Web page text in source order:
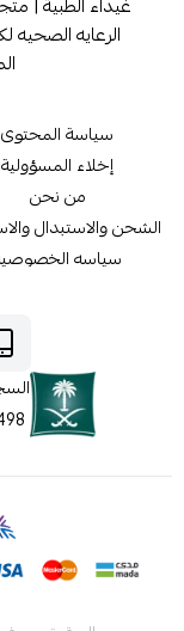
الرعايه الصحيه
سياسة المحتوى
إخلاء المسؤولية
من نحن
الشحن والاستبدال
سياسه